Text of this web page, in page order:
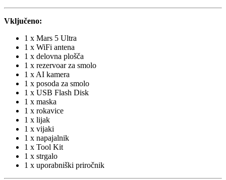
Vključeno:
1 x Mars 5 Ultra
1 x WiFi antena
1 x delovna plošča
1 x rezervoar za smolo
1 x AI kamera
1 x posoda za smolo
1 x USB Flash Disk
1 x maska
1 x rokavice
1 x lijak
1 x vijaki
1 x napajalnik
1 x Tool Kit
1 x strgalo
1 x uporabniški priročnik